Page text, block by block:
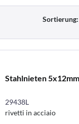
Sortierung:
Stahlnieten
29438L
rivetti in acciaio